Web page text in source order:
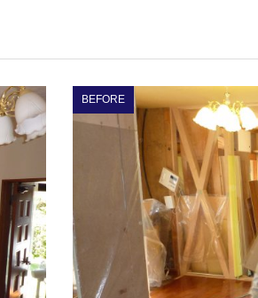
BEFORE